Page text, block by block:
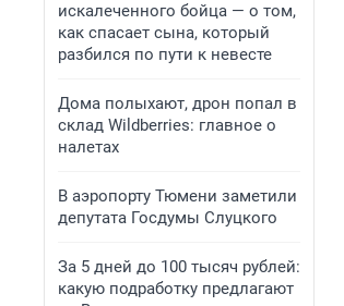
искалеченного бойца — о том,
как спасает сына, который
разбился по пути к невесте
Дома полыхают, дрон попал в
склад Wildberries: главное о
налетах
В аэропорту Тюмени заметили
депутата Госдумы Слуцкого
За 5 дней до 100 тысяч рублей:
какую подработку предлагают